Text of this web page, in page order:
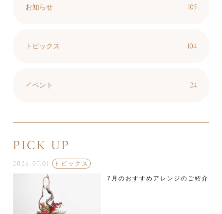
お知らせ 105
トピックス 104
イベント 24
PICK UP
2026.07.01 トピックス
7月のおすすめアレンジのご紹介